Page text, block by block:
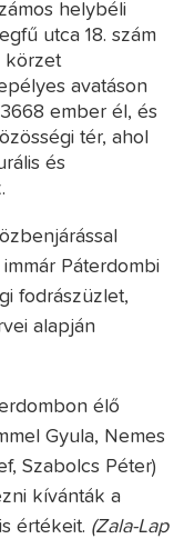
helybéli
utca 18. szám
körzet
avatáson
ember él, és
tér, ahol
és
Páterdombi
fodrászüzlet,
alapján
élő
Gyula, Nemes
Szabolcs Péter)
kívánták a
értékeit. (Zala-Lap